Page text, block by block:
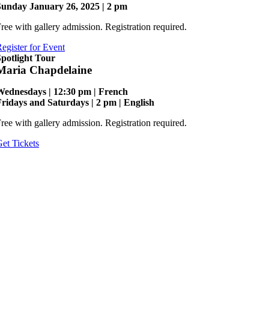
January 26, 2025 | 2 pm
with gallery admission. Registration required.
for Event
Tour
Chapdelaine
| 12:30 pm | French
and Saturdays | 2 pm | English
with gallery admission. Registration required.
Tickets